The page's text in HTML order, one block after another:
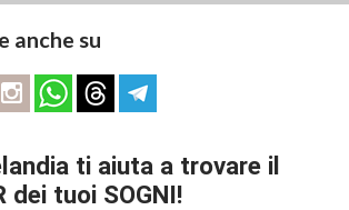
anche su
ti aiuta a trovare il
dei tuoi SOGNI!